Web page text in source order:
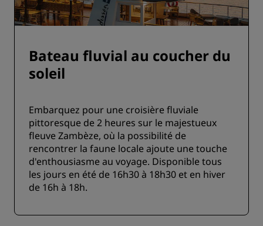
Bateau fluvial au coucher du
soleil
Embarquez pour une croisière fluviale
pittoresque de 2 heures sur le majestueux
fleuve Zambèze, où la possibilité de
rencontrer la faune locale ajoute une touche
d'enthousiasme au voyage. Disponible tous
les jours en été de 16h30 à 18h30 et en hiver
de 16h à 18h.